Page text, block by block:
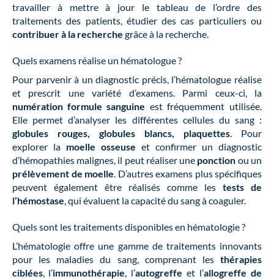
travailler à mettre à jour le tableau de l’ordre des
traitements des patients, étudier des cas particuliers ou
contribuer à la recherche grâce à la recherche.
Quels examens réalise un hématologue ?
Pour parvenir à un diagnostic précis, l’hématologue réalise
et prescrit une variété d’examens. Parmi ceux-ci, la
numération formule sanguine est fréquemment utilisée.
Elle permet d’analyser les différentes cellules du sang :
globules rouges, globules blancs, plaquettes . Pour
explorer la moelle osseuse et confirmer un diagnostic
d’hémopathies malignes, il peut réaliser une ponction ou un
prélèvement de moelle . D’autres examens plus spécifiques
peuvent également être réalisés comme les tests de
l’hémostase , qui évaluent la capacité du sang à coaguler.
Quels sont les traitements disponibles en hématologie ?
L’hématologie offre une gamme de traitements innovants
pour les maladies du sang, comprenant les thérapies
ciblées , l’immunothérapie , l’autogreffe et l’allogreffe de